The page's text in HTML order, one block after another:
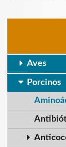
Aves
Porcinos